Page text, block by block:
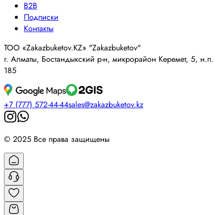
B2B
Подписки
Контакты
ТОО «Zakazbuketov.KZ» "Zakazbuketov"
г. Алматы, Бостандыкский р-н, микрорайон Керемет, 5, н.п.
185
+7 (777) 572-44-44sales@zakazbuketov.kz
© 2025 Все права защищены